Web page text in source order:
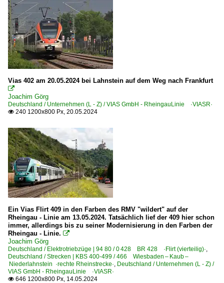
Vias 402 am 20.05.2024 bei Lahnstein auf dem Weg nach Frankfurt

Joachim Görg
Deutschland / Unternehmen (L - Z) / VIAS GmbH - RheingauLinie ·VIASR·
 240 1200x800 Px, 20.05.2024
Ein Vias Flirt 409 in den Farben des RMV "wildert" auf der
Rheingau - Linie am 13.05.2024. Tatsächlich lief der 409 hier schon
immer, allerdings bis zu seiner Modernisierung in den Farben der
Rheingau - Linie. 
Joachim Görg
Deutschland / Elektrotriebzüge | 94 80 / 0 428 BR 428 ·Flirt (vierteilig)·,
Deutschland / Strecken | KBS 400-499 / 466 Wiesbaden – Kaub –
Niederlahnstein ·rechte Rheinstrecke·, Deutschland / Unternehmen (L - Z) /
VIAS GmbH - RheingauLinie ·VIASR·
 646 1200x800 Px, 14.05.2024